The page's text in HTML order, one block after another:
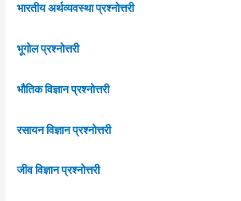
भारतीय अर्थव्यवस्था प्रश्नोत्तरी
भूगोल प्रश्नोत्तरी
भौतिक विज्ञान प्रश्नोत्तरी
रसायन विज्ञान प्रश्नोत्तरी
जीव विज्ञान प्रश्नोत्तरी